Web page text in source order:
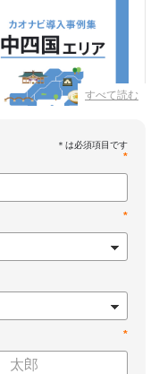
すべて読む
*
*
*